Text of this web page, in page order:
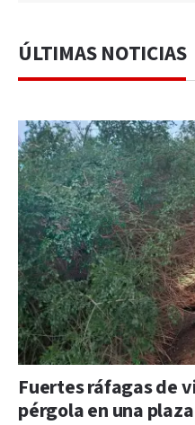
ÚLTIMAS NOTICIAS
Fuertes ráfagas de
pérgola en una